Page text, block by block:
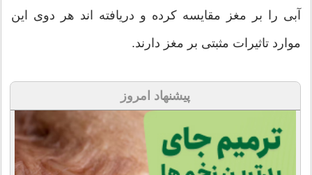
آبی را بر مغز مقایسه کرده و دریافته اند هر دوی این
موارد تاثیرات مثبتی بر مغز دارند.
پیشنهاد امروز